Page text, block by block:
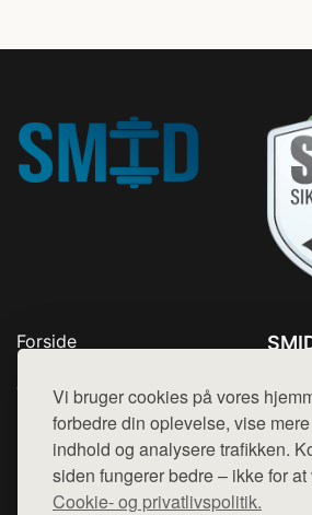
Vi bruger cookies på vores
forbedre din oplevelse, vise
indhold og analysere trafikken.
siden fungerer bedre – ikke for
Cookie- og privatlivspolitik.
Forside
Top Rabatter
Kontakt
Mail: